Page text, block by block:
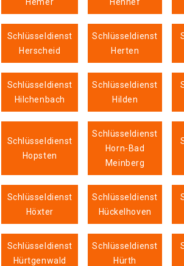
Schlüsseldienst
Herscheid
Schlüsseldienst
Herten
Schlüsseldienst
Hilchenbach
Schlüsseldienst
Hilden
Schlüsseldienst
Hopsten
Schlüsseldienst
Horn-Bad
Meinberg
Schlüsseldienst
Höxter
Schlüsseldienst
Hückelhoven
Schlüsseldienst
Hürtgenwald
Schlüsseldienst
Hürth